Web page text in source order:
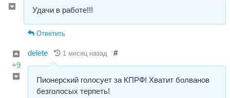
Удачи в работе!!!
Ответить
+9
delete 1 месяц назад #
Пионерский голосует за КПРФ! Хватит болванов
безголосых терпеть!